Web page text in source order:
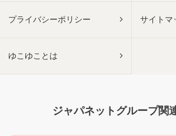
プライバシーポリシー サイトマ
ゆこゆことは
ジャパネットグループ関